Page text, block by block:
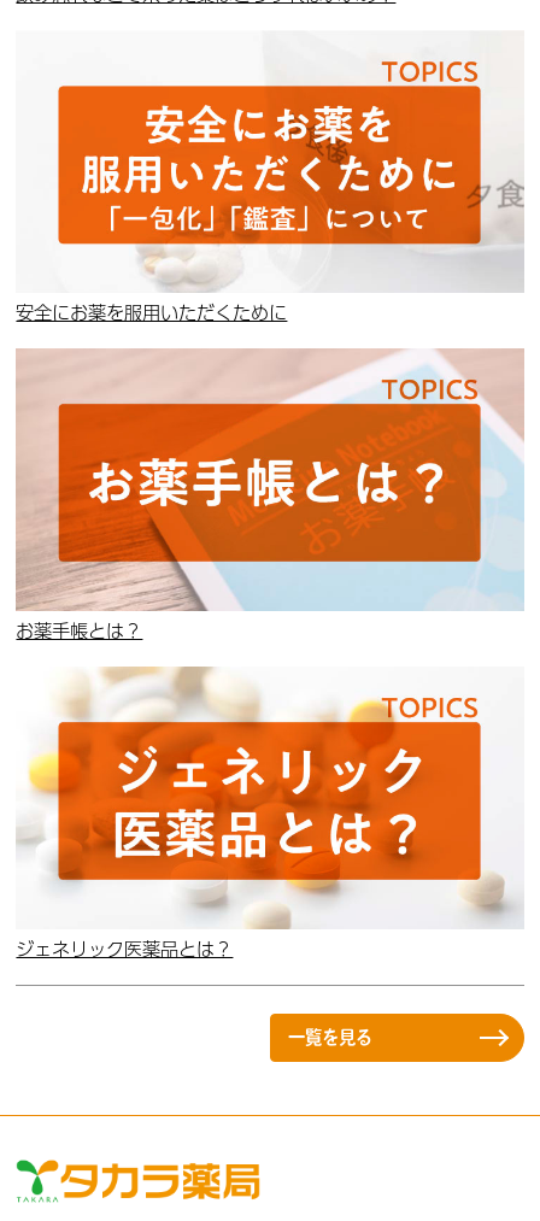
安全にお薬を服用いただくために
お薬手帳とは？
ジェネリック医薬品とは？
一覧を見る